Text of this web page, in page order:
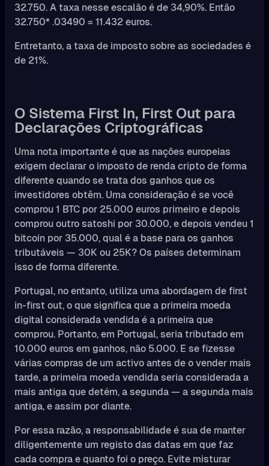
32.750. A taxa nesse escalão é de 34,90%. Então
32.750* .03490 = 11.432 euros.
Entretanto, a taxa de imposto sobre as sociedades é
de 21%.
O Sistema First In, First Out para
Declarações Criptográficas
Uma nota importante é que as nações europeias
exigem declarar o imposto de renda cripto de forma
diferente quando se trata dos ganhos que os
investidores obtêm. Uma consideração é se você
comprou 1 BTC por 25.000 euros primeiro e depois
comprou outro satoshi por 30.000, e depois vendeu 1
bitcoin por 35.000, qual é a base para os ganhos
tributáveis — 30K ou 25K? Os países determinam
isso de forma diferente.
Portugal, no entanto, utiliza uma abordagem de first
in-first out, o que significa que a primeira moeda
digital considerada vendida é a primeira que
comprou. Portanto, em Portugal, seria tributado em
10.000 euros em ganhos, não 5.000. E se fizesse
várias compras de um activo antes de o vender mais
tarde, a primeira moeda vendida seria considerada a
mais antiga que detém, a segunda — a segunda mais
antiga, e assim por diante.
Por essa razão, a responsabilidade é sua de manter
diligentemente um registo das datas em que faz
cada compra e quanto foi o preço. Evite misturar